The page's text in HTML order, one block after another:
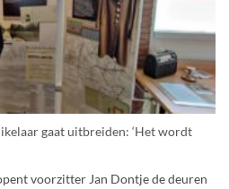
gaat uitbreiden: ‘Het wordt
voorzitter Jan Dontje de deuren